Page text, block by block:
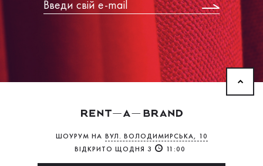
ШОУРУМ НА ВУЛ. ВОЛОДИМИРСЬКА, 10
ВІДКРИТО ЩОДНЯ З
11:00